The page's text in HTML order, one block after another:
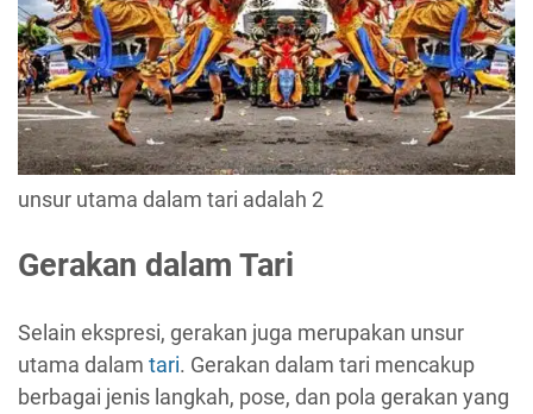
unsur utama dalam tari adalah 2
Gerakan dalam Tari
Selain ekspresi, gerakan juga merupakan unsur
utama dalam tari. Gerakan dalam tari mencakup
berbagai jenis langkah, pose, dan pola gerakan yang